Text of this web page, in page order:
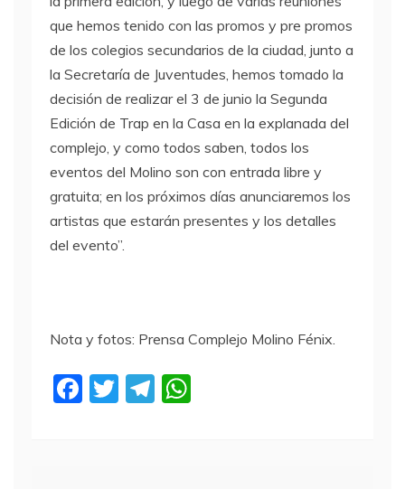
que hemos tenido con las promos y pre promos
de los colegios secundarios de la ciudad, junto a
la Secretaría de Juventudes, hemos tomado la
decisión de realizar el 3 de junio la Segunda
Edición de Trap en la Casa en la explanada del
complejo, y como todos saben, todos los
eventos del Molino son con entrada libre y
gratuita; en los próximos días anunciaremos los
artistas que estarán presentes y los detalles
del evento”.
Nota y fotos: Prensa Complejo Molino Fénix.
F
T
T